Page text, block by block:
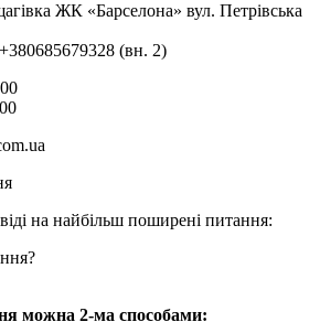
ЖК «Барселона» вул. Петрівська
+380685679328 (вн. 2)
на найбільш поширені питання:
можна 2-ма способами: